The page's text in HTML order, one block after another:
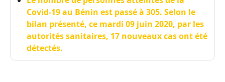
Covid-19 au Bénin est passé à 305. Selon le
bilan présenté, ce mardi 09 juin 2020, par les
autorités sanitaires, 17 nouveaux cas ont été
détectés.